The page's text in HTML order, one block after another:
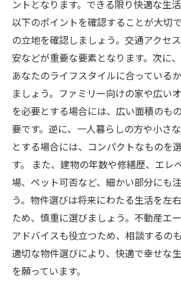
ントとなります。できる限り快適な生
以下のポイントを確認することが大切
の立地を確認しましょう。交通アクセ
安などが重要な要素となります。次に
あなたのライフスタイルに合っている
ましょう。ファミリー向けの家や広い
を必要とする場合には、広い面積のも
要です。逆に、一人暮らしの方や小さ
とする場合には、コンパクトなものを
す。 また、建物の年数や修繕歴、エレ
場、ペット可否など、細かい部分にも
う。物件選びは将来にわたる生活を左
ため、慎重に選びましょう。不動産エ
アドバイスも役立つため、相談するの
適切な物件選びにより、快適で幸せな
を願っています。